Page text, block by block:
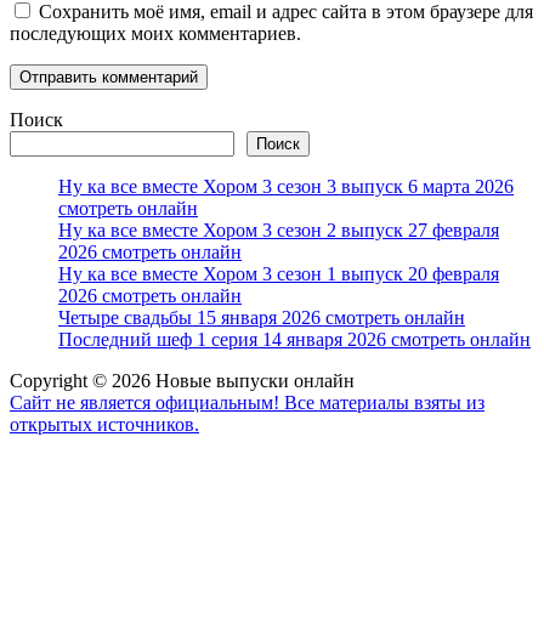
Сохранить моё имя, email и адрес сайта в этом браузере для
последующих моих комментариев.
Поиск
Поиск
Ну ка все вместе Хором 3 сезон 3 выпуск 6 марта 2026
смотреть онлайн
Ну ка все вместе Хором 3 сезон 2 выпуск 27 февраля
2026 смотреть онлайн
Ну ка все вместе Хором 3 сезон 1 выпуск 20 февраля
2026 смотреть онлайн
Четыре свадьбы 15 января 2026 смотреть онлайн
Последний шеф 1 серия 14 января 2026 смотреть онлайн
Copyright © 2026 Новые выпуски онлайн
Сайт не является официальным! Все материалы взяты из
открытых источников.